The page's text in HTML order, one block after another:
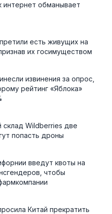
интернет обманывает
есть живущих на
их госимуществом
извинения за опрос,
рейтинг «Яблока»
Wildberries две
попасть дроны
введут квоты на
чтобы
Китай прекратить